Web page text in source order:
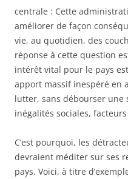
centrale : Cette
améliorer de façon
vie, au quotidien, des
réponse à cette question
intérêt vital pour le pays
apport massif inespéré en
lutter, sans débourser une
inégalités sociales,
C’est pourquoi, les
devraient méditer sur ses
pays. Voici, à titre